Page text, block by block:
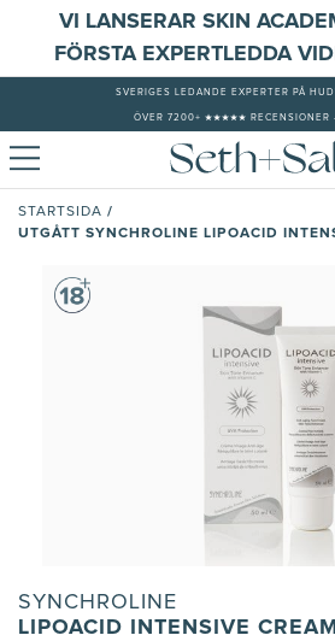
VI LANSERAR SKIN
FÖRSTA EXPERTLEDDA
SVERIGES LEDANDE EXPERTER PÅ
ÖVER 7200+ ★★★★★ RECENSIONER -
STARTSIDA /
UTGÅTT SYNCHROLINE LIPOACID
SYNCHROLINE
LIPOACID INTENSIVE CREAM